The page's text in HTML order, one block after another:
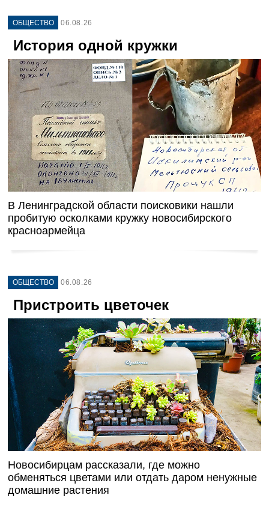
ОБЩЕСТВО 06.08.26
История одной кружки
В Ленинградской области поисковики нашли
пробитую осколками кружку новосибирского
красноармейца
ОБЩЕСТВО 06.08.26
Пристроить цветочек
Новосибирцам рассказали, где можно
обменяться цветами или отдать даром ненужные
домашние растения